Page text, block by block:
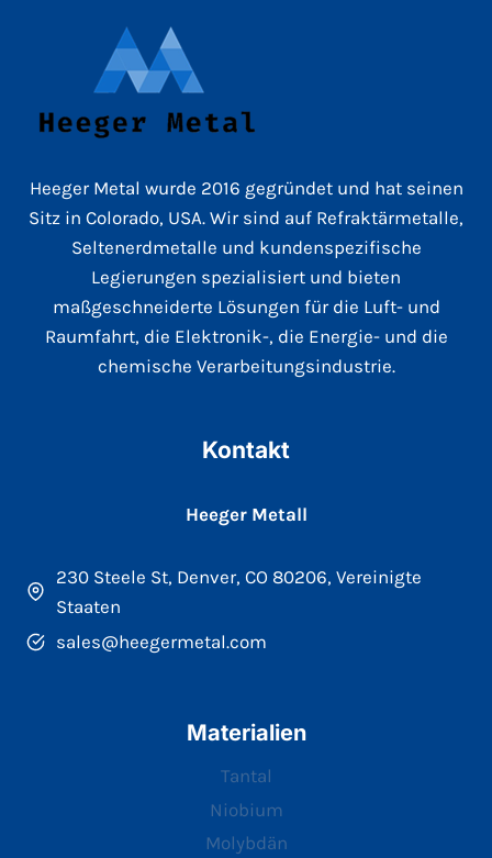
Heeger Metal wurde 2016 gegründet und hat seinen
Sitz in Colorado, USA. Wir sind auf Refraktärmetalle,
Seltenerdmetalle und kundenspezifische
Legierungen spezialisiert und bieten
maßgeschneiderte Lösungen für die Luft- und
Raumfahrt, die Elektronik-, die Energie- und die
chemische Verarbeitungsindustrie.
Kontakt
Heeger Metall
230 Steele St, Denver, CO 80206, Vereinigte
Staaten
sales@heegermetal.com
Materialien
Tantal
Niobium
Molybdän